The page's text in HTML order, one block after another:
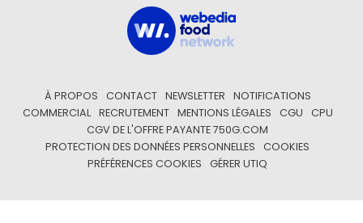
À PROPOS CONTACT NEWSLETTER
NOTIFICATIONS
COMMERCIAL
RECRUTEMENT MENTIONS LÉGALES CGU
CPU
CGV DE L'OFFRE PAYANTE 750G.COM
PROTECTION DES DONNÉES PERSONNELLES
COOKIES
PRÉFÉRENCES COOKIES
GÉRER UTIQ